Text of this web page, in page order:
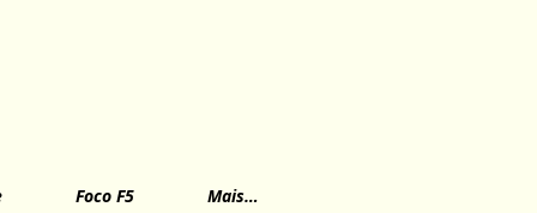
Foco F5 Mais…